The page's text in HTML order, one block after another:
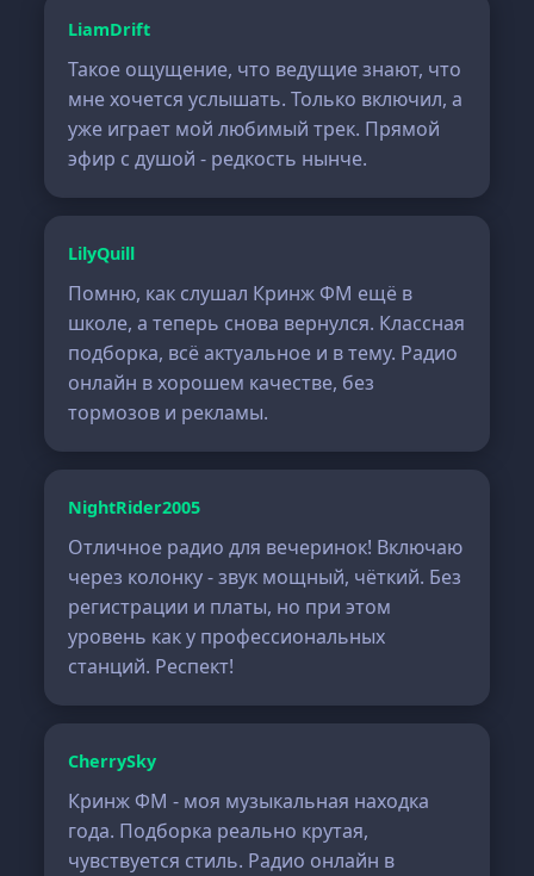
LiamDrift
Такое ощущение, что ведущие знают, что
мне хочется услышать. Только включил, а
уже играет мой любимый трек. Прямой
эфир с душой - редкость нынче.
LilyQuill
Помню, как слушал Кринж ФМ ещё в
школе, а теперь снова вернулся. Классная
подборка, всё актуальное и в тему. Радио
онлайн в хорошем качестве, без
тормозов и рекламы.
NightRider2005
Отличное радио для вечеринок! Включаю
через колонку - звук мощный, чёткий. Без
регистрации и платы, но при этом
уровень как у профессиональных
станций. Респект!
CherrySky
Кринж ФМ - моя музыкальная находка
года. Подборка реально крутая,
чувствуется стиль. Радио онлайн в